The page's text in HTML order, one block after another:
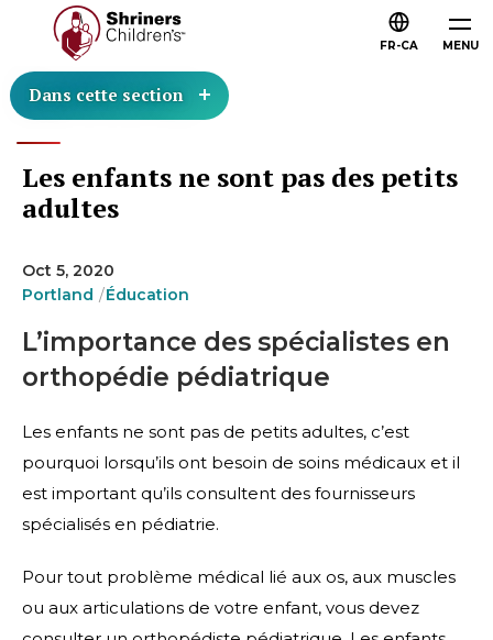
MENU
FR-CA
Dans cette section
Les enfants ne sont pas des petits
adultes
Oct 5, 2020
Portland
Éducation
L’importance des spécialistes en
orthopédie pédiatrique
Les enfants ne sont pas de petits adultes, c’est
pourquoi lorsqu’ils ont besoin de soins médicaux et il
est important qu’ils consultent des fournisseurs
spécialisés en pédiatrie.
Pour tout problème médical lié aux os, aux muscles
ou aux articulations de votre enfant, vous devez